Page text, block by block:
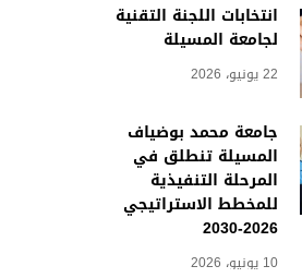
انتخابات اللجنة التقنية
لجامعة المسيلة
22 يونيو، 2026
جامعة محمد بوضياف
المسيلة تنطلق في
المرحلة التنفيذية
للمخطط الاستراتيجي
2026-2030
10 يونيو، 2026